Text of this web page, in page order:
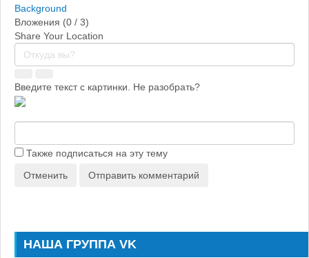
Background
Вложения (0 / 3)
Share Your Location
Введите текст с картинки. Не разобрать?
Также подписаться на эту тему
Отменить
Отправить комментарий
НАША ГРУППА VK